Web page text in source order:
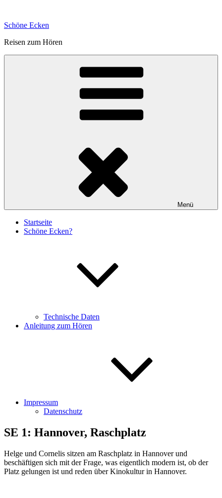
springen
Schöne Ecken
Reisen zum Hören
Menü
Startseite
Schöne Ecken?
Technische Daten
Anleitung zum Hören
Impressum
Datenschutz
SE 1: Hannover, Raschplatz
Helge und Cornelis sitzen am Raschplatz in Hannover und
beschäftigen sich mit der Frage, was eigentlich modern ist, ob der
Platz gelungen ist und reden über Kinokultur in Hannover.